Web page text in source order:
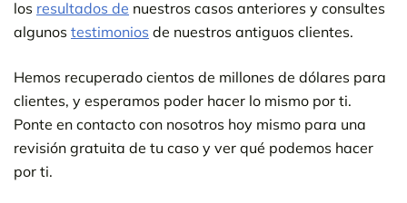
los resultados de nuestros casos anteriores y consultes
algunos testimonios de nuestros antiguos clientes.
Hemos recuperado cientos de millones de dólares para
clientes, y esperamos poder hacer lo mismo por ti.
Ponte en contacto con nosotros hoy mismo para una
revisión gratuita de tu caso y ver qué podemos hacer
por ti.